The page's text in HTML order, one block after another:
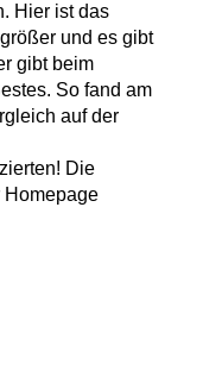
Hier ist das
und es gibt
gibt beim
So fand am
auf der
Die
Homepage